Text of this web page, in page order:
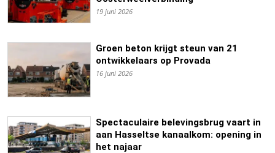
19 juni 2026
Groen beton krijgt steun van 21
ontwikkelaars op Provada
16 juni 2026
Spectaculaire belevingsbrug vaart in
aan Hasseltse kanaalkom: opening in
het najaar